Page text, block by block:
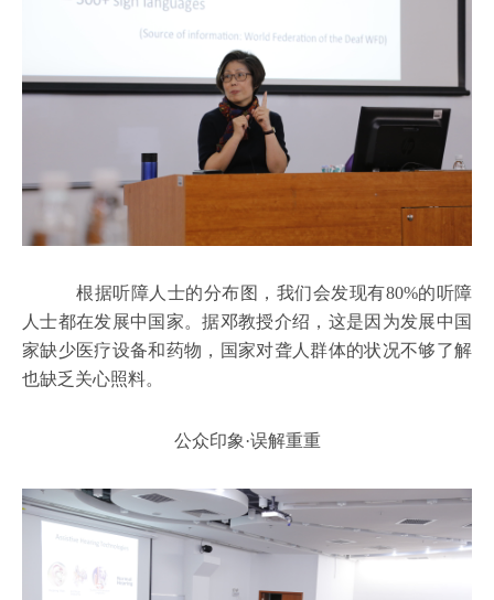
根据听障人士的分布图，我们会发现有80%的听障
人士都在发展中国家。据邓教授介绍，这是因为发展中国
家缺少医疗设备和药物，国家对聋人群体的状况不够了解
也缺乏关心照料。
公众印象·误解重重